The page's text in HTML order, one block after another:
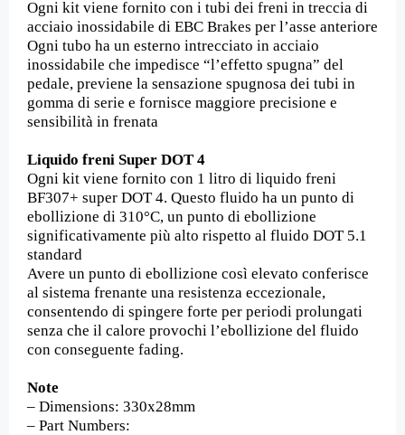
Ogni kit viene fornito con i tubi dei freni in treccia di
acciaio inossidabile di EBC Brakes per l’asse anteriore
Ogni tubo ha un esterno intrecciato in acciaio
inossidabile che impedisce “l’effetto spugna” del
pedale, previene la sensazione spugnosa dei tubi in
gomma di serie e fornisce maggiore precisione e
sensibilità in frenata
Liquido freni Super DOT 4
Ogni kit viene fornito con 1 litro di liquido freni
BF307+ super DOT 4. Questo fluido ha un punto di
ebollizione di 310°C, un punto di ebollizione
significativamente più alto rispetto al fluido DOT 5.1
standard
Avere un punto di ebollizione così elevato conferisce
al sistema frenante una resistenza eccezionale,
consentendo di spingere forte per periodi prolungati
senza che il calore provochi l’ebollizione del fluido
con conseguente fading.
Note
– Dimensions: 330x28mm
– Part Numbers: